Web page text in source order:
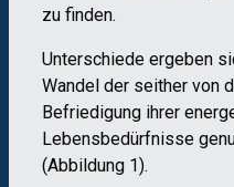
zu finden.
Unterschiede ergeben
Wandel der seither von
Befriedigung ihrer
Lebensbedürfnisse
(Abbildung 1).